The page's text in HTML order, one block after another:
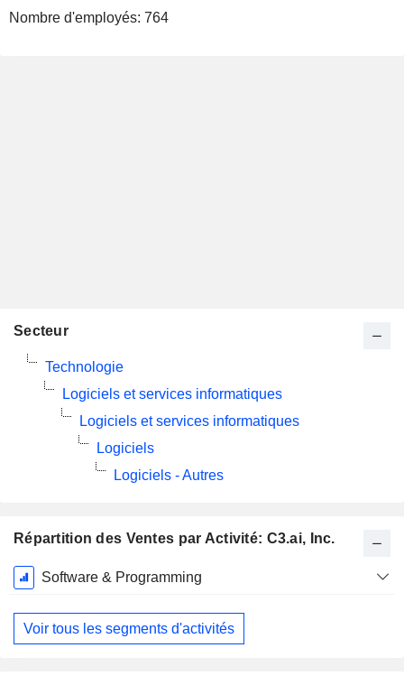
Nombre d'employés: 764
Répartition des Ventes par Activité: C3.ai, Inc.
Période
Fiscale:
Avril
Software & Programming
Voir tous les segments d'activités
Secteur
Technologie
Logiciels et services informatiques
Logiciels et services informatiques
Logiciels
Logiciels - Autres